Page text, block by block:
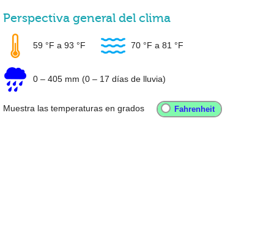
Perspectiva general del clima
59 °F a 93 °F 70 °F a 81 °F
0 – 405 mm (0 – 17 días de lluvia)
Muestra las temperaturas en grados